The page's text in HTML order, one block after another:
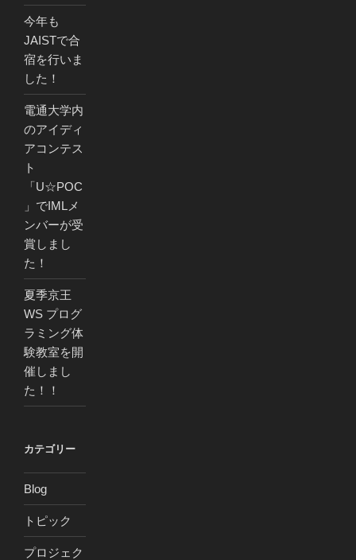
今年も
JAISTで合
宿を行いま
した！
電通大学内
のアイディ
アコンテス
ト
「U☆POC
」でIMLメ
ンバーが受
賞しまし
た！
夏季京王
WS プログ
ラミング体
験教室を開
催しまし
た！！
カテゴリー
Blog
トピック
プロジェク